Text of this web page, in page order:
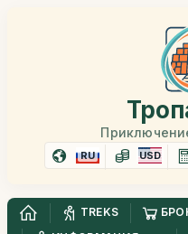
RU USD
TREKS